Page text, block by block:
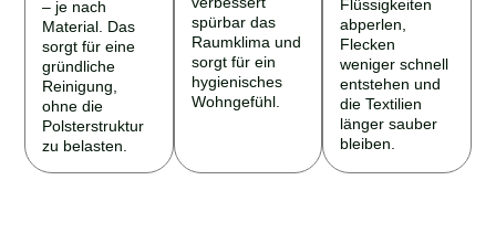
– je nach
Material. Das
sorgt für eine
gründliche
Reinigung,
ohne die
Polsterstruktur
zu belasten.
spürbar das
Raumklima und
sorgt für ein
hygienisches
Wohngefühl.
abperlen,
Flecken
weniger schnell
entstehen und
die Textilien
länger sauber
bleiben.